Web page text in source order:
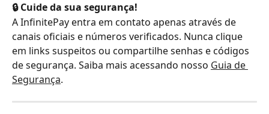
🔒 Cuide da sua segurança!
A InfinitePay entra em contato apenas através de
canais oficiais e números verificados. Nunca clique
em links suspeitos ou compartilhe senhas e códigos
de segurança. Saiba mais acessando nosso Guia de
Segurança.